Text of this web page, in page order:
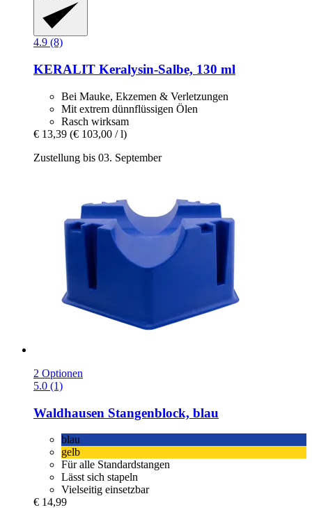
4.9 (8)
KERALIT Keralysin-​Salbe, 130 ml
Bei Mauke, Ekzemen & Verletzungen
Mit extrem dünnflüssigen Ölen
Rasch wirksam
€ 13,39 (€ 103,00 / l)
Zustellung bis 03. September
2 Optionen
5.0 (1)
Waldhausen Stangenblock, blau
blau
gelb
Für alle Standardstangen
Lässt sich stapeln
Vielseitig einsetzbar
€ 14,99